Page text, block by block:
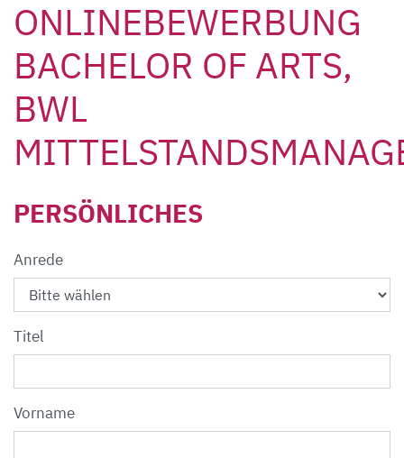
ONLINEBEWERBUNG
BACHELOR OF ARTS,
BWL
PERSÖNLICHES
Anrede
Titel
Vorname